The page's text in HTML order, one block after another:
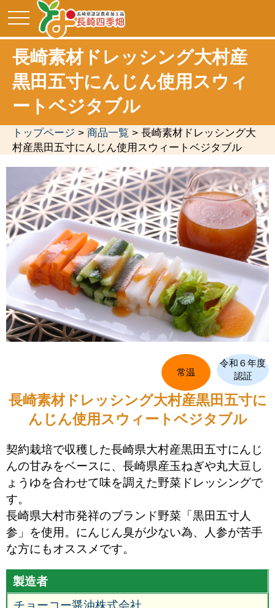
toggle
navigation
長崎素材ドレッシング大村産
黒田五寸にんじん使用スウィ
ートベジタブル
トップページ > 商品一覧 > 長崎素材ドレッシング大
村産黒田五寸にんじん使用スウィートベジタブル
令和６年度
認証
常温
長崎素材ドレッシング大村産黒田五寸に
んじん使用スウィートベジタブル
契約栽培で収穫した長崎県大村産黒田五寸にんじ
んの甘みをベースに、長崎県産玉ねぎや丸大豆し
ょうゆを合わせて味を調えた野菜ドレッシングで
す。
長崎県大村市発祥のブランド野菜「黒田五寸人
参」を使用。にんじん臭が少ない為、人参が苦手
な方にもオススメです。
製造者
チョーコー醤油株式会社